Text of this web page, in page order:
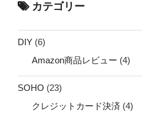
カテゴリー
DIY (6)
Amazon商品レビュー (4)
SOHO (23)
クレジットカード決済 (4)